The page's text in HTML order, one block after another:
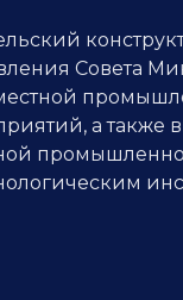
Совета
а также